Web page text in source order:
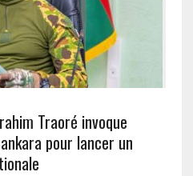
Traoré invoque
pour lancer un